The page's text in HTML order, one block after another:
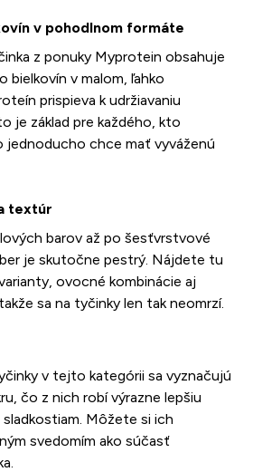
v pohodlnom formáte
z ponuky Myprotein obsahuje
bielkovín v malom, ľahko
prispieva k udržiavaniu
je základ pre každého, kto
jednoducho chce mať vyváženú
textúr
barov až po šesťvrstvové
je skutočne pestrý. Nájdete tu
ovocné kombinácie aj
sa na tyčinky len tak neomrzí.
v tejto kategórii sa vyznačujú
čo z nich robí výrazne lepšiu
Môžete si ich
svedomím ako súčasť